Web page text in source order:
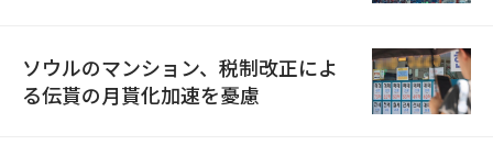
ソウルのマンション、税制改正によ
る伝貰の月貰化加速を憂慮